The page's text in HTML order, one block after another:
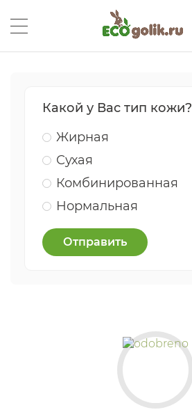
Какой у Вас тип кожи?
Жирная
Сухая
Комбинированная
Нормальная
Отправить